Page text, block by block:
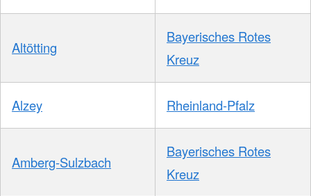
Altötting
Bayerisches Rotes
Kreuz
Alzey Rheinland-Pfalz
Amberg-Sulzbach
Bayerisches Rotes
Kreuz